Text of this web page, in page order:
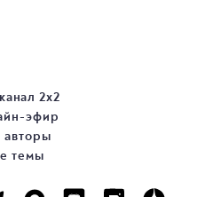
2х2
эфир
авторы
темы